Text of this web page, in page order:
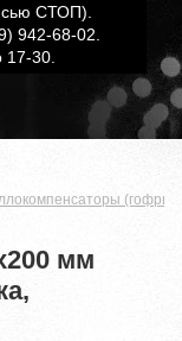
СТОП).
942-68-02.
30.
(гофры)
мм